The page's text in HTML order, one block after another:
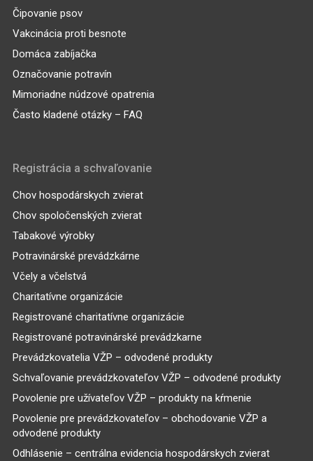
Čipovanie psov
Vakcinácia proti besnote
Domáca zabíjačka
Označovanie potravín
Mimoriadne núdzové opatrenia
Často kladené otázky – FAQ
Registrácia a schvaľovanie
Chov hospodárskych zvierat
Chov spoločenských zvierat
Tabakové výrobky
Potravinárské prevádzkárne
Včely a včelstvá
Charitatívne organizácie
Registrované charitatívne organizácie
Registrované potravinárské prevádzkarne
Prevádzkovatelia VŽP – odvodené produkty
Schvaľovanie prevádzkovateľov VŽP – odvodené produkty
Povolenie pre užívateľov VŽP – produkty na kŕmenie
Povolenie pre prevádzkovateľov – obchodovanie VŽP a
odvodené produkty
Odhlásenie – centrálna evidencia hospodárskych zvierat